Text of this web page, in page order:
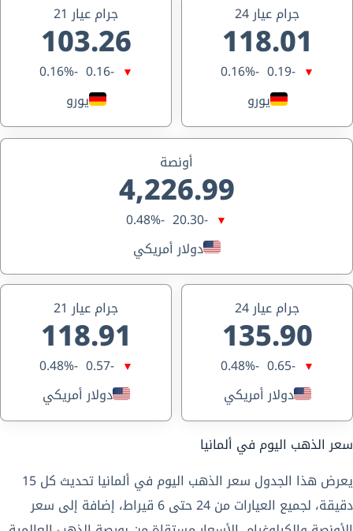
جرام عيار 24
118.01
▼
-0.19
-0.16%
يورو
جرام عيار 21
103.26
▼
-0.16
-0.16%
يورو
أونصة
4,226.99
▼
-20.30
-0.48%
دولار أمريكي
جرام عيار 24
135.90
▼
-0.65
-0.48%
دولار أمريكي
جرام عيار 21
118.91
▼
-0.57
-0.48%
دولار أمريكي
سعر الذهب اليوم في ألمانيا
يعرض هذا الجدول سعر الذهب اليوم في ألمانيا تحديث كل 15
دقيقة، لجميع العيارات من 24 حتى 6 قيراط، إضافة إلى سعر